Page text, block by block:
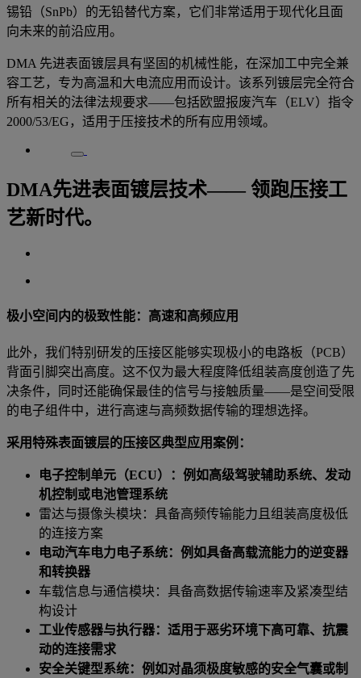
锡铅（SnPb）的无铅替代方案，它们非常适用于现代化且面
向未来的前沿应用。
DMA 先进表面镀层具有坚固的机械性能，在深加工中完全兼
容工艺，专为高温和大电流应用而设计。该系列镀层完全符合
所有相关的法律法规要求——包括欧盟报废汽车（ELV）指令
2000/53/EG，适用于压接技术的所有应用领域。
DMA先进表面镀层技术—— 领跑压接工
艺新时代。
极小空间内的极致性能：高速和高频应用
此外，我们特别研发的压接区能够实现极小的电路板（PCB）
背面引脚突出高度。这不仅为最大程度降低组装高度创造了先
决条件，同时还能确保最佳的信号与接触质量——是空间受限
的电子组件中，进行高速与高频数据传输的理想选择。
采用特殊表面镀层的压接区典型应用案例：
电子控制单元（ECU）：例如高级驾驶辅助系统、发动
机控制或电池管理系统
雷达与摄像头模块：具备高频传输能力且组装高度极低
的连接方案
电动汽车电力电子系统：例如具备高载流能力的逆变器
和转换器
车载信息与通信模块：具备高数据传输速率及紧凑型结
构设计
工业传感器与执行器：适用于恶劣环境下高可靠、抗震
动的连接需求
安全关键型系统：例如对晶须极度敏感的安全气囊或制